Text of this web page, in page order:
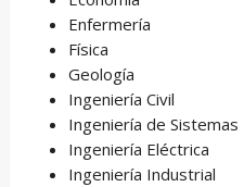
Enfermería
Física
Geología
Ingeniería Civil
Ingeniería de Sistemas
Ingeniería Eléctrica
Ingeniería Industrial